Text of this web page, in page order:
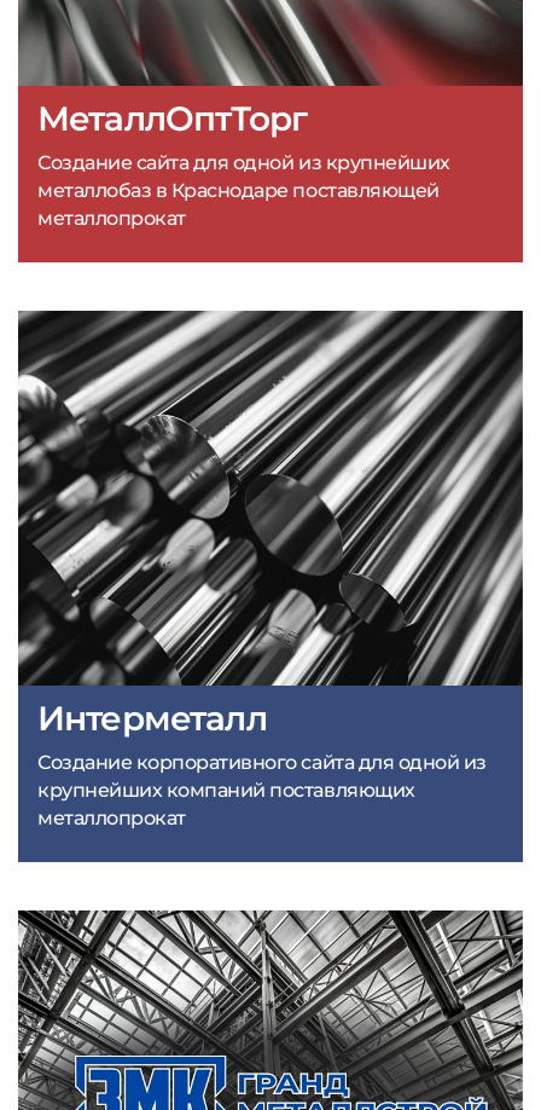
МеталлОптТорг
Создание сайта для одной из крупнейших
металлобаз в Краснодаре поставляющей
металлопрокат
Интерметалл
Создание корпоративного сайта для одной из
крупнейших компаний поставляющих
металлопрокат